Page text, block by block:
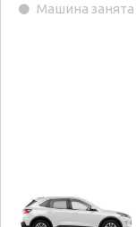
Машина занята